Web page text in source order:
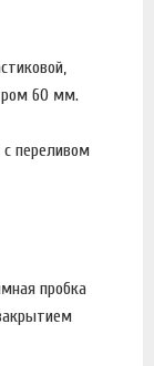
60 мм.
переливом
пробка